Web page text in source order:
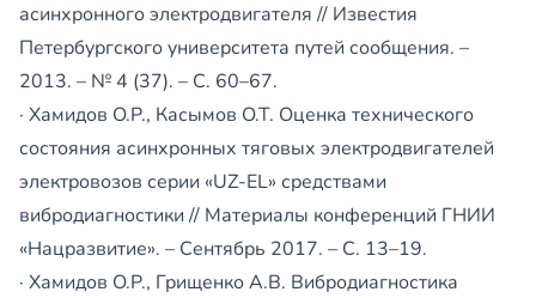
асинхронного электродвигателя // Известия
Петербургского университета путей сообщения. –
2013. – № 4 (37). – С. 60–67.
· Хамидов О.Р., Касымов О.Т. Оценка технического
состояния асинхронных тяговых электродвигателей
электровозов серии «UZ-EL» средствами
вибродиагностики // Материалы конференций ГНИИ
«Нацразвитие». – Сентябрь 2017. – С. 13–19.
· Хамидов О.Р., Грищенко А.В. Вибродиагностика